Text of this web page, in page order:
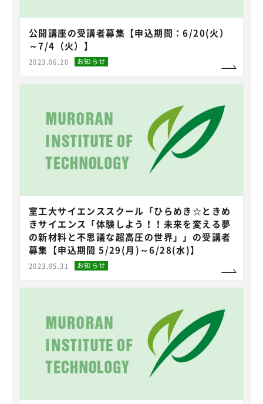
公開講座の受講者募集【申込期間：6/20(火）
～7/4（火）】
2023.06.20 お知らせ
室工大サイエンススクール「ひらめき☆ときめ
きサイエンス「体験しよう！！未来を変える夢
の新材料と不思議な超高圧の世界」」の受講者
募集【申込期間 5/29(月)～6/28(水)】
2023.05.31 お知らせ